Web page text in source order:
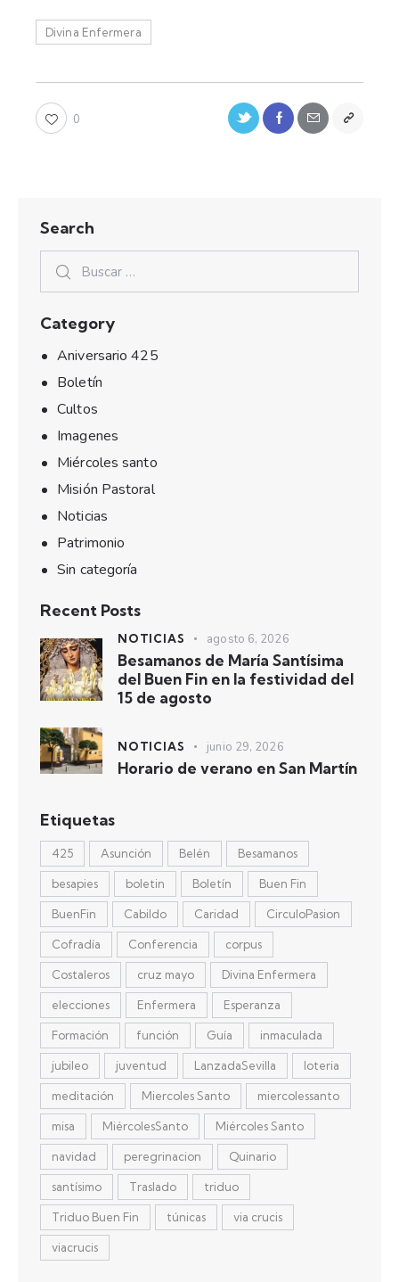
Divina Enfermera
0
Search
Category
Aniversario 425
Boletín
Cultos
Imagenes
Miércoles santo
Misión Pastoral
Noticias
Patrimonio
Sin categoría
Recent Posts
NOTICIAS agosto 6, 2026
Besamanos de María Santísima
del Buen Fin en la festividad del
15 de agosto
NOTICIAS junio 29, 2026
Horario de verano en San Martín
Etiquetas
425 Asunción Belén Besamanos
besapies boletin Boletín Buen Fin
BuenFin Cabildo Caridad CirculoPasion
Cofradía Conferencia corpus
Costaleros cruz mayo Divina Enfermera
elecciones Enfermera Esperanza
Formación función Guía inmaculada
jubileo juventud LanzadaSevilla loteria
meditación Miercoles Santo miercolessanto
misa MiércolesSanto Miércoles Santo
navidad peregrinacion Quinario
santísimo Traslado triduo
Triduo Buen Fin túnicas via crucis
viacrucis